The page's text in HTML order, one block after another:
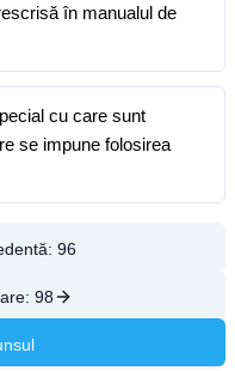
în manualul de
cu care sunt
se impune folosirea
96
98